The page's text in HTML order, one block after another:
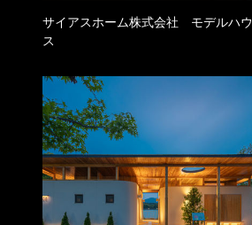
サイアスホーム株式会社 モデルハウ
ス